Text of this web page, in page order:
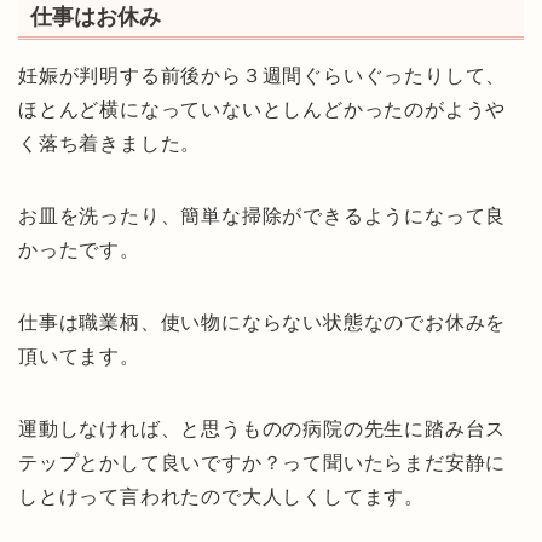
仕事はお休み
妊娠が判明する前後から３週間ぐらいぐったりして、
ほとんど横になっていないとしんどかったのがようや
く落ち着きました。
お皿を洗ったり、簡単な掃除ができるようになって良
かったです。
仕事は職業柄、使い物にならない状態なのでお休みを
頂いてます。
運動しなければ、と思うものの病院の先生に踏み台ス
テップとかして良いですか？って聞いたらまだ安静に
しとけって言われたので大人しくしてます。